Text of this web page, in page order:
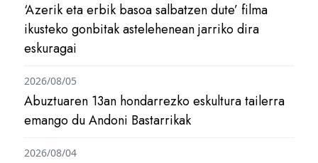
‘Azerik eta erbik basoa salbatzen dute’ filma
ikusteko gonbitak astelehenean jarriko dira
eskuragai
Abuztuaren 13an hondarrezko eskultura tailerra
emango du Andoni Bastarrikak
2026/08/05
2026/08/04